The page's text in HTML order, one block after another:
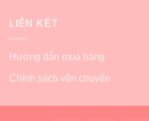
LIÊN KẾT
Hướng dẫn mua hàng
Chính sách vận chuyển